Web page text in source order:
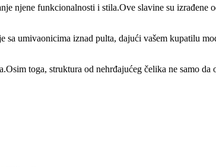
njene funkcionalnosti i stila.Ove slavine su izrađene
umivaonicima iznad pulta, dajući vašem kupatilu
toga, struktura od nehrđajućeg čelika ne samo